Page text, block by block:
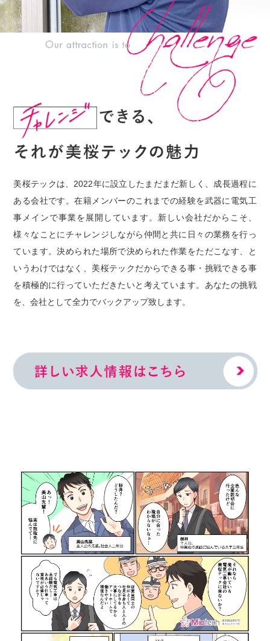
美桜テックは、2022年に設立したまだまだ新しく、成長過程に
ある会社です。在籍メンバーのこれまでの経験を武器に電気工
事メインで事業を展開しています。新しい会社だからこそ、
様々なことにチャレンジしながら仲間と共に日々の業務を行っ
ています。決められた場所で決められた作業をただこなす、と
いうわけではなく、美桜テックだからできる事・挑戦できる事
を積極的に行っていただきたいと考えています。あなたの挑戦
を、会社として全力でバックアップ致します。